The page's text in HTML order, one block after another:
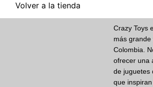
Volver a la tienda
Crazy Toys
más
Colombia.
ofrecer una
de juguetes
que